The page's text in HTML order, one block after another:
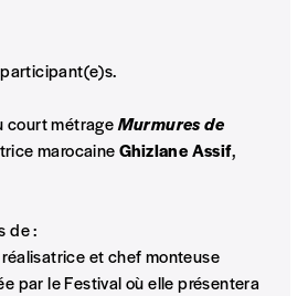
ne correspondent pas
numéros. Ce paiement
nos activités.
court métrageMurmures de
marocaineGhizlane Assif,
de :
réalisatrice et chef monteuse
par le Festival où elle présentera